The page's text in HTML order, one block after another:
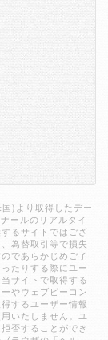
)より取得したデー
ールのリアルタイ
るサイトではござ
為替取引等で損失
であらかじめご了
たりする際にユー
サイトで取得する
やウェブビーコン
するユーザー情報
いたしません。ユ
否することができ